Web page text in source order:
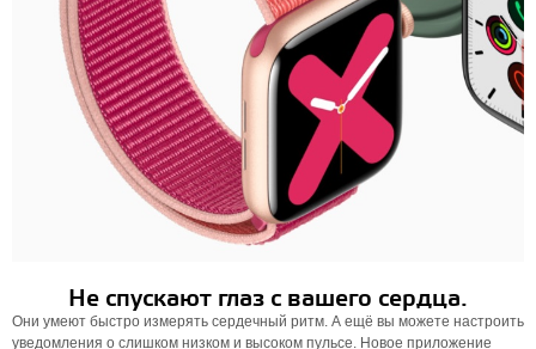
Не спускают глаз с вашего сердца.
Они умеют быстро измерять сердечный ритм. А ещё вы можете настроить
уведомления о слишком низком и высоком пульсе. Новое приложение